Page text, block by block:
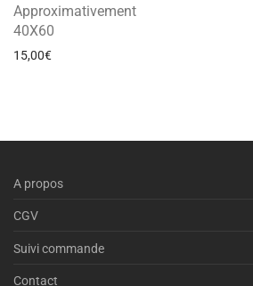
Approximativement
40X60
15,00€
A propos
CGV
Suivi commande
Contact